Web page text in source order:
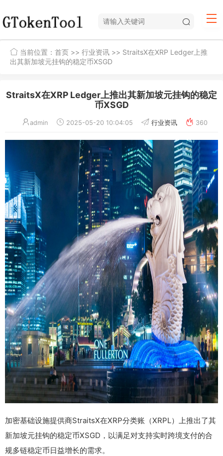
当前位置： 首页 >> 行业资讯 >> StraitsX在XRP Ledger上推
出其新加坡元挂钩的稳定币XSGD
StraitsX在XRP Ledger上推出其新加坡元挂钩的稳定
币XSGD
admin 2025-05-20 10:04:05 行业资讯 360
加密基础设施提供商StraitsX在XRP分类账（XRPL）上推出了其
新加坡元挂钩的稳定币XSGD，以满足对支持实时跨境支付的合
规多链稳定币日益增长的需求。